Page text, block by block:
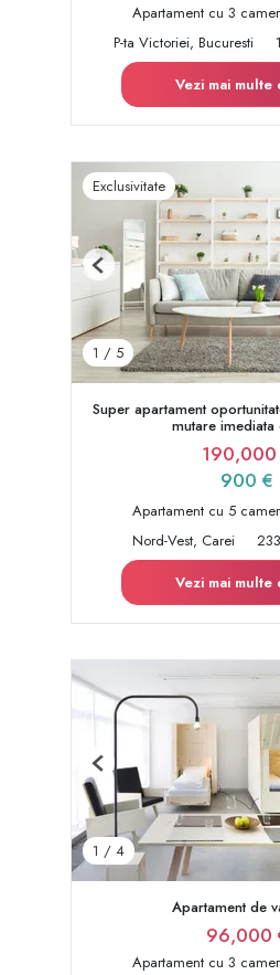
Apartament cu 3
P-ta Victoriei, Bucuresti
Vezi mai multe
Exclusivitate
1 / 5
Previous
Super apartament
mutare
190,000
900 €
Apartament cu 5
Nord-Vest, Carei
Vezi mai multe
1 / 4
Previous
Apartament de
96,000
Apartament cu 3